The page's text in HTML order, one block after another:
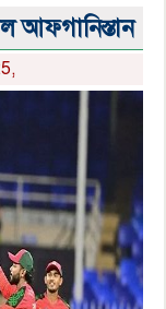
আফগানিস্তান